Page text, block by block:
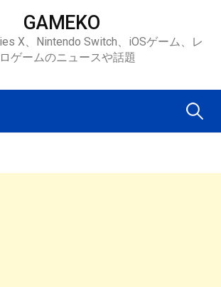
GAMEKO
X、Nintendo Switch、iOSゲーム、レ
ロゲームのニュースや話題
検